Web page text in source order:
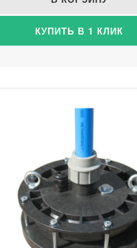
КУПИТЬ В 1 КЛИК